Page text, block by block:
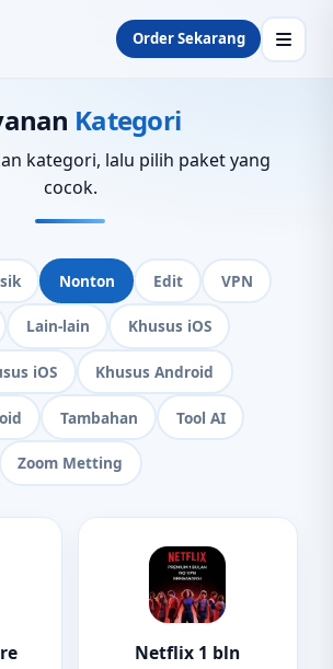
Order Sekarang
Kategori
kategori, lalu pilih paket yang
cocok.
Nonton Edit VPN
Lain-lain Khusus iOS
iOS Khusus Android
Tambahan Tool AI
Zoom Metting
Netflix 1 bln